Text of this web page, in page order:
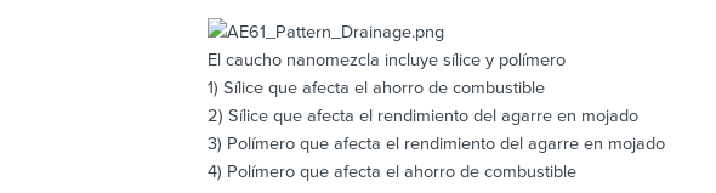
El caucho nanomezcla incluye sílice y polímero
1) Sílice que afecta el ahorro de combustible
2) Sílice que afecta el rendimiento del agarre en mojado
3) Polímero que afecta el rendimiento del agarre en mojado
4) Polímero que afecta el ahorro de combustible